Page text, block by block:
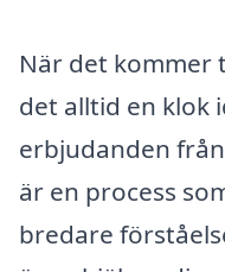
När det kommer
det alltid en klok
erbjudanden
är en process
bredare